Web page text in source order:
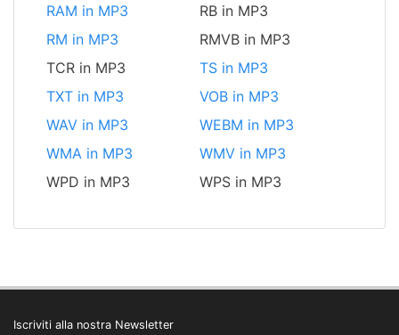
RAM in MP3
RB in MP3
RM in MP3
RMVB in MP3
TCR in MP3
TS in MP3
TXT in MP3
VOB in MP3
WAV in MP3
WEBM in MP3
WMA in MP3
WMV in MP3
WPD in MP3
WPS in MP3
Iscriviti alla nostra Newsletter